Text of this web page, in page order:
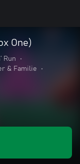
One)
Run
•
& Familie
•